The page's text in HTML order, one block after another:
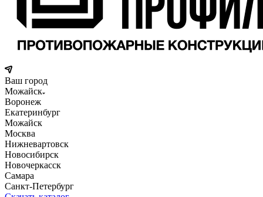
Ваш город
Можайск
Воронеж
Екатеринбург
Можайск
Москва
Нижневартовск
Новосибирск
Новочеркасск
Самара
Санкт-Петербург